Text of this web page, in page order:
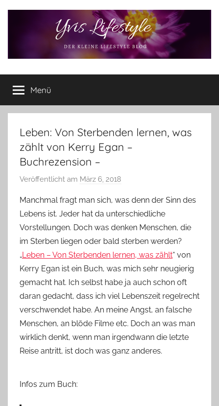
Yvis
Lifestyle
Lifestyle
Blog
–
Lifestyle,
Rezensionen,
Produkttests
Menü
Leben: Von Sterbenden lernen, was
zählt von Kerry Egan –
Buchrezension –
Veröffentlicht am März 6, 2018
n
Y
v
o
n
n
e
Manchmal fragt man sich, was denn der Sinn des
Lebens ist. Jeder hat da unterschiedliche
Vorstellungen. Doch was denken Menschen, die
im Sterben liegen oder bald sterben werden?
„Leben – Von Sterbenden lernen, was zählt“ von
Kerry Egan ist ein Buch, was mich sehr neugierig
gemacht hat. Ich selbst habe ja auch schon oft
daran gedacht, dass ich viel Lebenszeit regelrecht
verschwendet habe. An meine Angst, an falsche
Menschen, an blöde Filme etc. Doch an was man
wirklich denkt, wenn man irgendwann die letzte
Reise antritt, ist doch was ganz anderes.
Infos zum Buch: